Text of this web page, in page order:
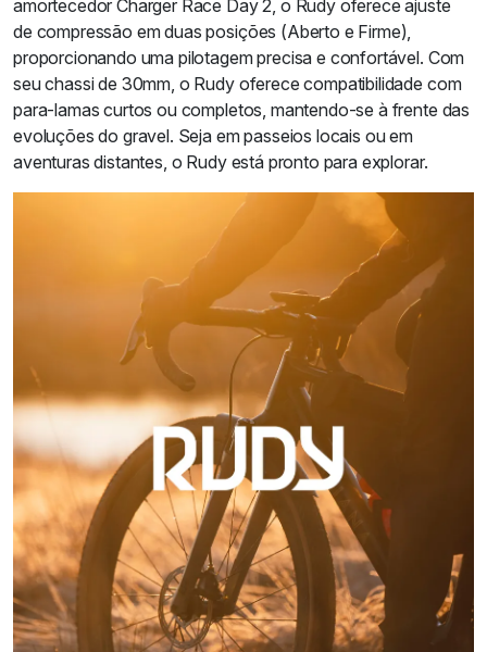
amortecedor Charger Race Day 2, o Rudy oferece ajuste
de compressão em duas posições (Aberto e Firme),
proporcionando uma pilotagem precisa e confortável. Com
seu chassi de 30mm, o Rudy oferece compatibilidade com
para-lamas curtos ou completos, mantendo-se à frente das
evoluções do gravel. Seja em passeios locais ou em
aventuras distantes, o Rudy está pronto para explorar.